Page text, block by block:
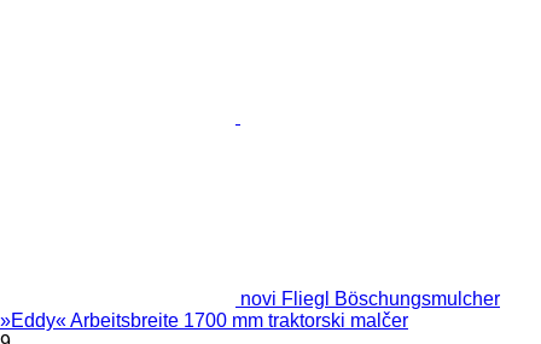
novi Fliegl Böschungsmulcher
»Eddy« Arbeitsbreite 1700 mm traktorski malčer